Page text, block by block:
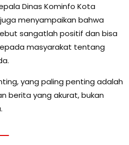
Dinas Kominfo Kota
menyampaikan bahwa
sangatlah positif dan bisa
masyarakat tentang
yang paling penting adalah
berita yang akurat, bukan